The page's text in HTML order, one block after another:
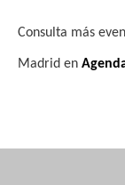
Consulta más
Madrid en